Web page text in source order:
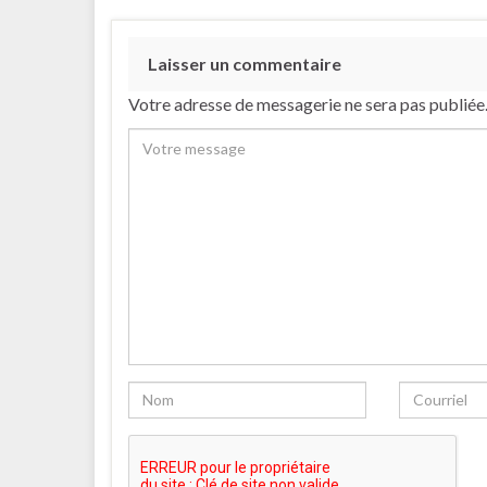
Laisser un commentaire
Votre adresse de messagerie ne sera pas publiée.